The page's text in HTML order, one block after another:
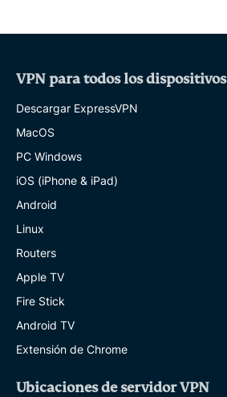
VPN para todos los dispositivos
Descargar ExpressVPN
MacOS
PC Windows
iOS (iPhone & iPad)
Android
Linux
Routers
Apple TV
Fire Stick
Android TV
Extensión de Chrome
Ubicaciones de servidor VPN